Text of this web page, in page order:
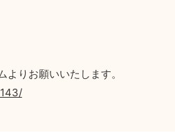
りお願いいたします。